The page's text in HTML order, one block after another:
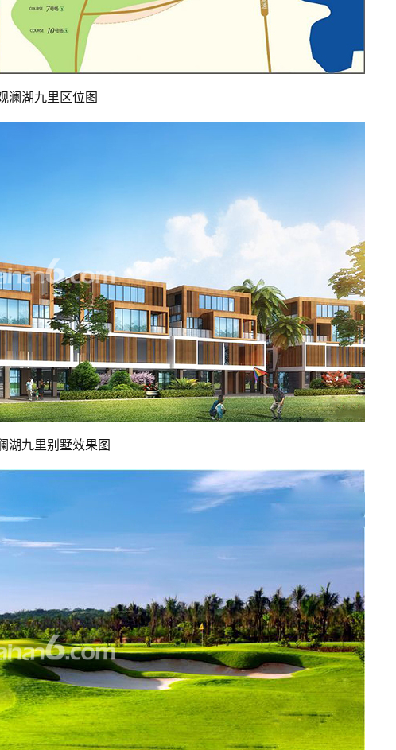
澜湖九里区位图
湖九里别墅效果图